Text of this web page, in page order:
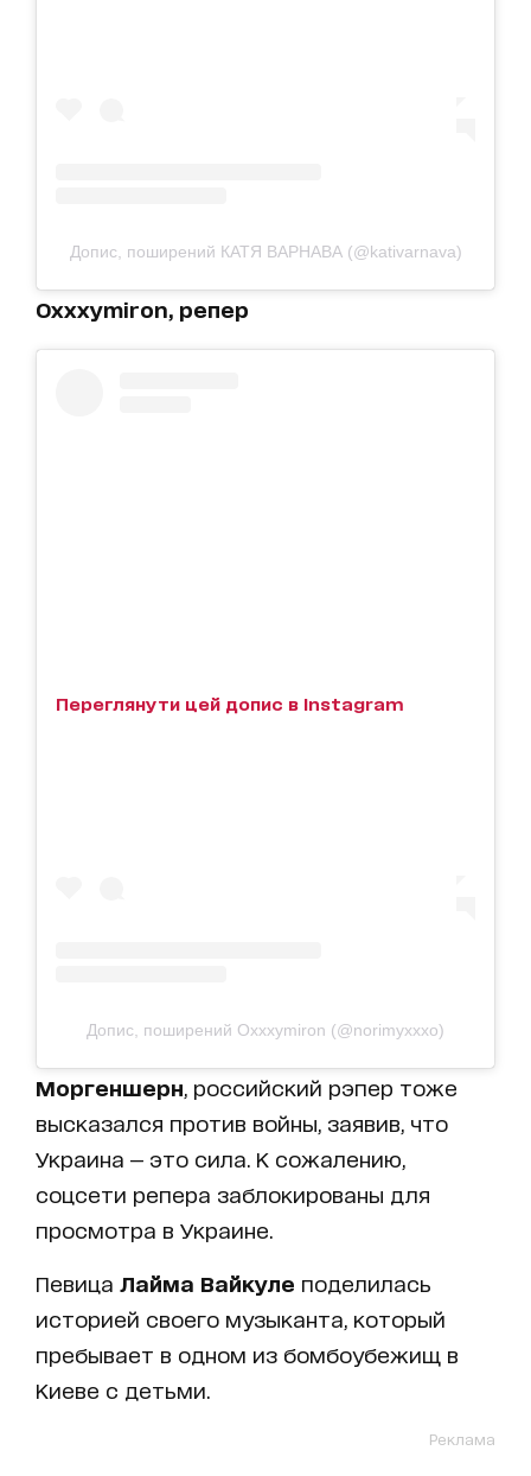
Допис, поширений КАТЯ ВАРНАВА (@kativarnava)
Oxxxymiron, репер
Переглянути цей допис в Instagram
Допис, поширений Oxxxymiron (@norimyxxxo)
Моргеншерн , российский рэпер тоже
высказался против войны, заявив, что
Украина — это сила. К сожалению,
соцсети репера заблокированы для
просмотра в Украине.
Певица Лайма Вайкуле поделилась
историей своего музыканта, который
пребывает в одном из бомбоубежищ в
Киеве с детьми.
Реклама